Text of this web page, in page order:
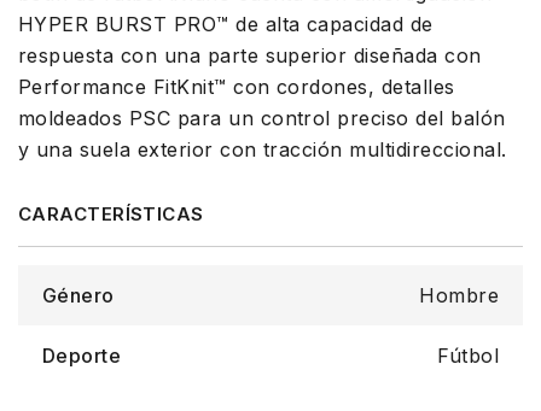
HYPER BURST PRO™ de alta capacidad de
respuesta con una parte superior diseñada con
Performance FitKnit™ con cordones, detalles
moldeados PSC para un control preciso del balón
y una suela exterior con tracción multidireccional.
Género Hombre
Deporte Fútbol